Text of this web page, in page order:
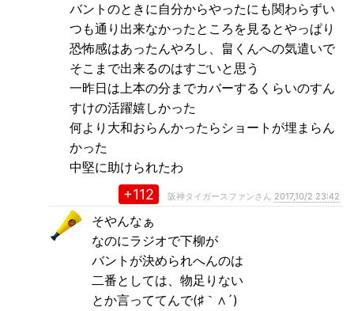
バントのときに自分からやったにも関わらずい
つも通り出来なかったところを見るとやっぱり
恐怖感はあったんやろし、畠くんへの気遣いで
そこまで出来るのはすごいと思う
一昨日は上本の分までカバーするくらいのすん
すけの活躍嬉しかった
何より大和おらんかったらショートが埋まらん
かった
中堅に助けられたわ
+112 阪神タイガースファンさん 2017,10/2 23:42
そやんなぁ
なのにラジオで下柳が
バントが決められへんのは
二番としては、物足りない
とか言っててんで(♯｀∧´)